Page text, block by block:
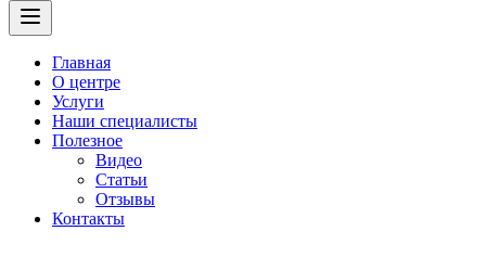
Главная
О центре
Услуги
Наши специалисты
Полезное
Видео
Статьи
Отзывы
Контакты